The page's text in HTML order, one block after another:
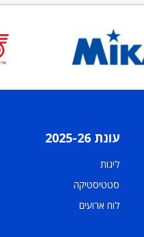
עונת 2025-26
ליגות
סטטיסטיקה
לוח ארועים